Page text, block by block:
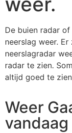
De buien radar
neerslag weer.
neerslagradar
radar te zien.
altijd goed te
Weer
vandaag